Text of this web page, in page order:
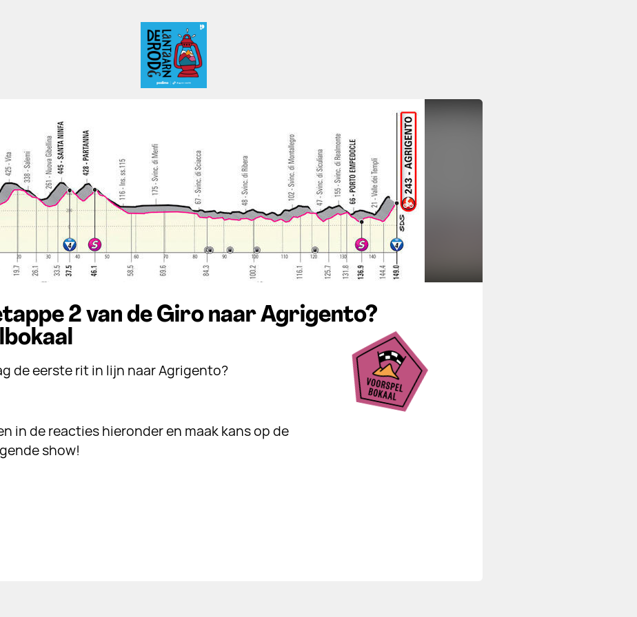
2 van de Giro naar Agrigento?
de eerste rit in lijn naar Agrigento?
in de reacties hieronder en maak kans op de
show!